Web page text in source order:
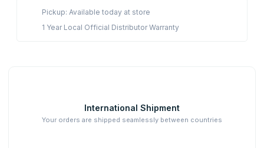
Pickup: Available today at store
1 Year Local Official Distributor Warranty
International Shipment
Your orders are shipped seamlessly between countries